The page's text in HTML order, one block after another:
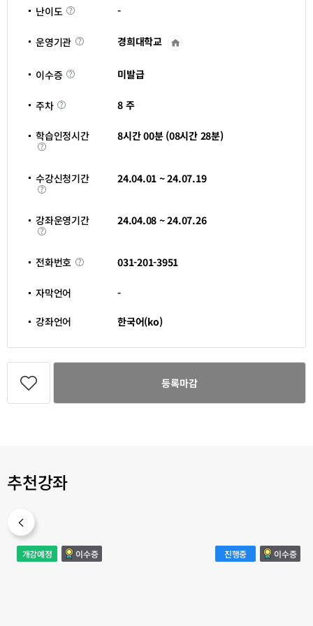
난이도 난
이
-
운영기관 경희대학교
운
창
열
이수증 이
수
미발급
주차 주
차
8 주
학습인정시간
학
습
정
시
간
8시간 00분 (08시간 28분)
수강신청기간
수
강
청
기
간
24.04.01 ~ 24.07.19
강좌운영기간
강
좌
영
기
24.04.08 ~ 24.07.26
전화번호 전
화
031-201-3951
자막언어 -
강좌언어 한국어(ko)
관
등
등록마감
추천강좌
언
리
얼
개강예정 이수증 클
우
진행중 이수증